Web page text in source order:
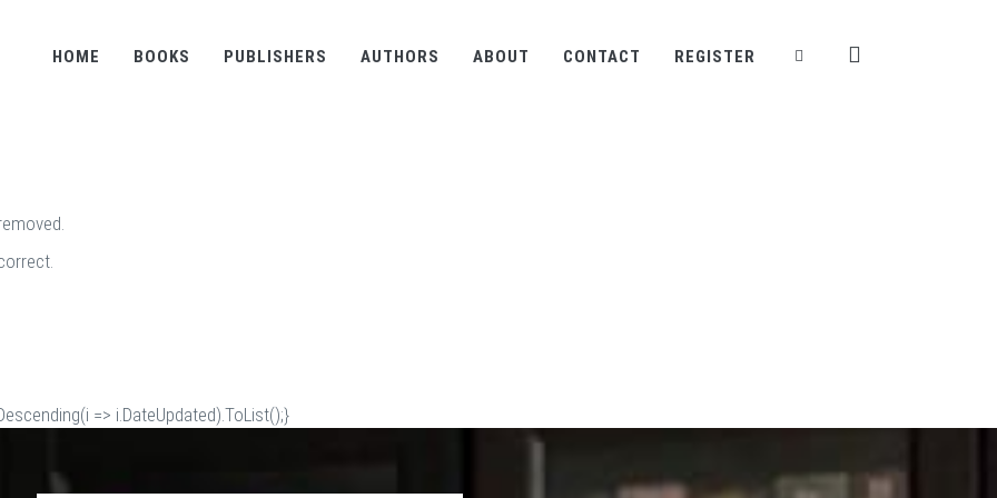
HOME BOOKS PUBLISHERS AUTHORS ABOUT CONTACT REGISTER
=> i.DateUpdated).ToList();}